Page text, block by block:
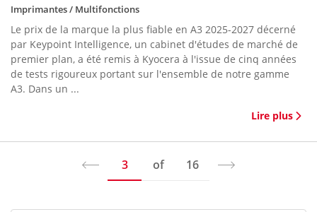
Imprimantes / Multifonctions
Le prix de la marque la plus fiable en A3 2025-2027 décerné
par Keypoint Intelligence, un cabinet d'études de marché de
premier plan, a été remis à Kyocera à l'issue de cinq années
de tests rigoureux portant sur l'ensemble de notre gamme
A3. Dans un ...
Lire plus
3 of 16